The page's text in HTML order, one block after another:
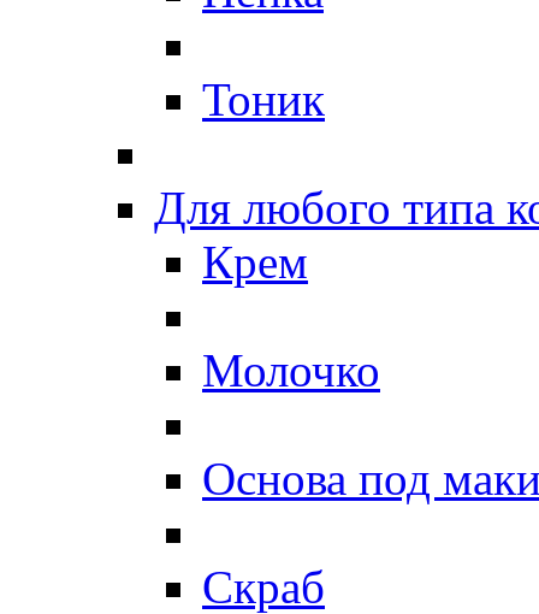
Тоник
Для любого типа
Крем
Молочко
Основа под
Скраб